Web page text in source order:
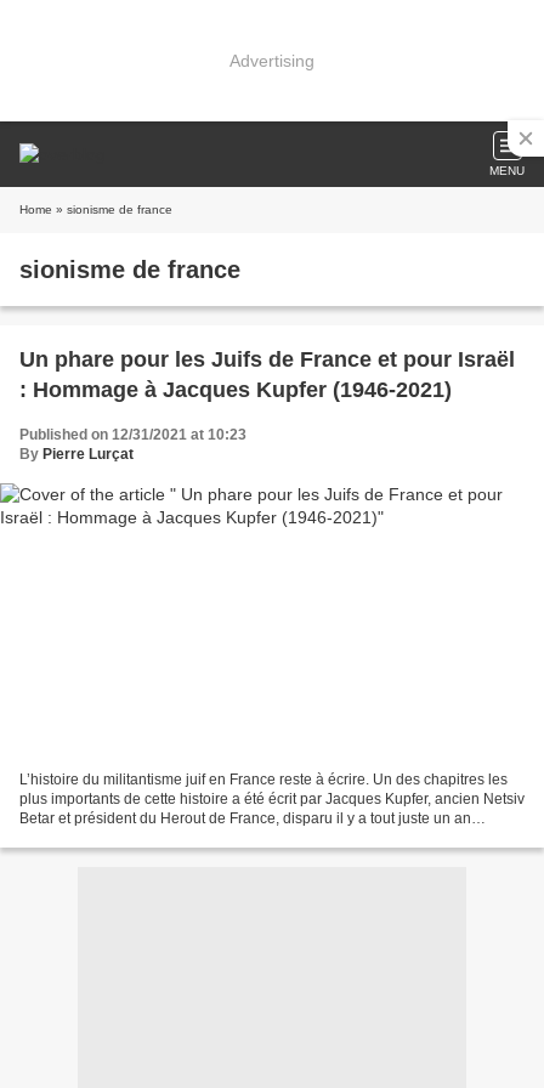
Advertising
MENU
Home » sionisme de france
sionisme de france
Un phare pour les Juifs de France et pour Israël
: Hommage à Jacques Kupfer (1946-2021)
Published on 12/31/2021 at 10:23
By Pierre Lurçat
L’histoire du militantisme juif en France reste à écrire. Un des chapitres les
plus importants de cette histoire a été écrit par Jacques Kupfer, ancien Netsiv
Betar et président du Herout de France, disparu il y a tout juste un an